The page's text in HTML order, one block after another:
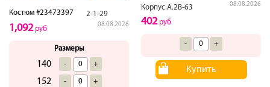
Костюм #23473397 2-1-29
08.08.2026
1,092руб
Размеры
140 - +
152 - +
Корпус.А.2В-63
08.08.2026
402руб
- +
Купить